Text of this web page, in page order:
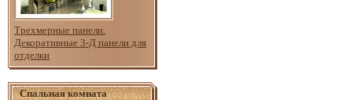
Трехмерные панели.
Декоративные 3-Д панели для
отделки
Спальная комната